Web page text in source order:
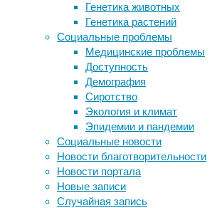
Генетика животных
Генетика растений
Социальные проблемы
Медицинские проблемы
Доступность
Демография
Сиротство
Экология и климат
Эпидемии и пандемии
Социальные новости
Новости благотворительности
Новости портала
Новые записи
Случайная запись
английском
языке,
которые
выражают
возможность,
необходимость,
вероятность
желание.
Они
не
изменяются
по